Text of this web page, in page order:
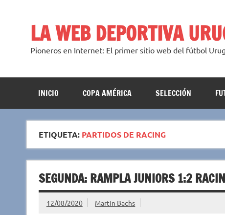
LA WEB DEPORTIVA
Pioneros en Internet: El primer sitio web del fútbol
INICIO COPA AMÉRICA SELECCIÓN
ETIQUETA: PARTIDOS DE RACING
SEGUNDA: RAMPLA JUNIORS 1:2
12/08/2020 Martin Bachs